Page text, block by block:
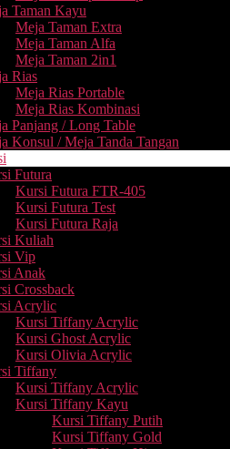
Taman Kayu
Meja Taman Extra
Meja Taman Alfa
Meja Taman 2in1
Rias
Meja Rias Portable
Meja Rias Kombinasi
Panjang / Long Table
Konsul / Meja Tanda Tangan
Futura
Kursi Futura FTR-405
Kursi Futura Test
Kursi Futura Raja
Kuliah
Vip
Anak
Crossback
Acrylic
Kursi Tiffany Acrylic
Kursi Ghost Acrylic
Kursi Olivia Acrylic
Tiffany
Kursi Tiffany Acrylic
Kursi Tiffany Kayu
Kursi Tiffany Putih
Kursi Tiffany Gold